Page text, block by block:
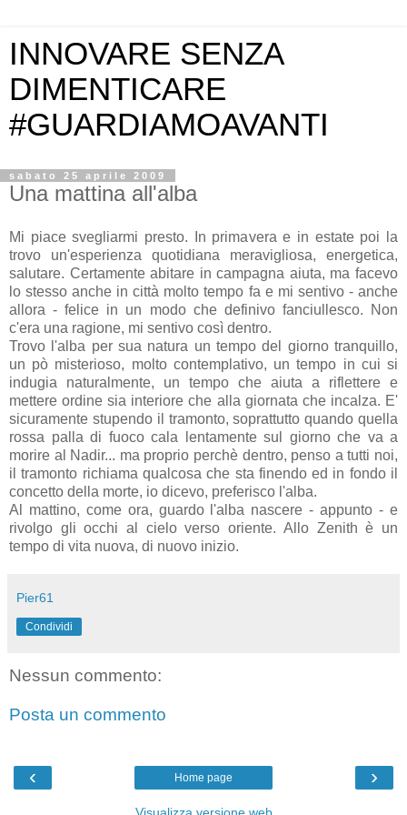
INNOVARE SENZA
DIMENTICARE
#GUARDIAMOAVANTI
sabato 25 aprile 2009
Una mattina all'alba
Mi piace svegliarmi presto. In primavera e in estate poi la
trovo un'esperienza quotidiana meravigliosa, energetica,
salutare. Certamente abitare in campagna aiuta, ma facevo
lo stesso anche in città molto tempo fa e mi sentivo - anche
allora - felice in un modo che definivo fanciullesco. Non
c'era una ragione, mi sentivo così dentro.
Trovo l'alba per sua natura un tempo del giorno tranquillo,
un pò misterioso, molto contemplativo, un tempo in cui si
indugia naturalmente, un tempo che aiuta a riflettere e
mettere ordine sia interiore che alla giornata che incalza. E'
sicuramente stupendo il tramonto, soprattutto quando quella
rossa palla di fuoco cala lentamente sul giorno che va a
morire al Nadir... ma proprio perchè dentro, penso a tutti noi,
il tramonto richiama qualcosa che sta finendo ed in fondo il
concetto della morte, io dicevo, preferisco l'alba.
Al mattino, come ora, guardo l'alba nascere - appunto - e
rivolgo gli occhi al cielo verso oriente. Allo Zenith è un
tempo di vita nuova, di nuovo inizio.
Pier61
Condividi
Nessun commento:
Posta un commento
‹ ›
Home page
Visualizza versione web